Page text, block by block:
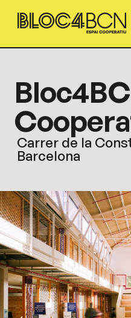
Carrer de la
Barcelona